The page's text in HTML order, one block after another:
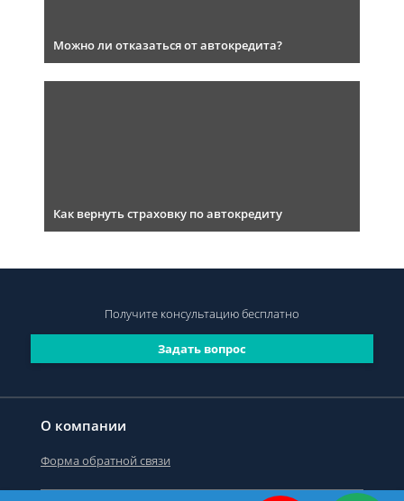
Можно ли отказаться от автокредита?
Как вернуть страховку по автокредиту
О компании
Форма обратной связи
Задать вопрос
Получите консультациюбесплатно